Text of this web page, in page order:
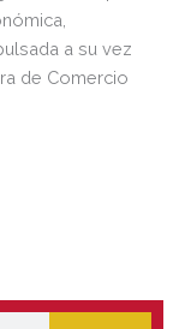
a su vez
de Comercio